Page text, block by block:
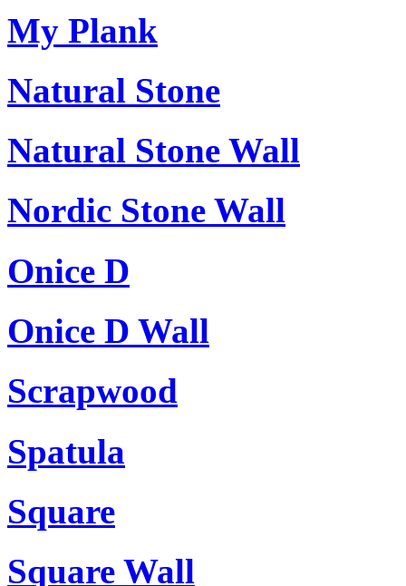
My Plank
Natural Stone
Natural Stone Wall
Nordic Stone Wall
Onice D
Onice D Wall
Scrapwood
Spatula
Square
Square Wall